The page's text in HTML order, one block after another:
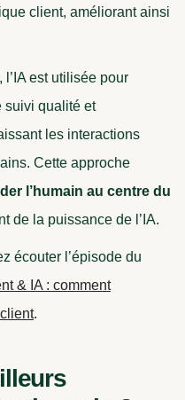
client, améliorant ainsi
l’IA est utilisée pour
suivi qualité et
les interactions
Cette approche
l’humain au centre du
de la puissance de l’IA.
écouter l’épisode du
& IA : comment
.